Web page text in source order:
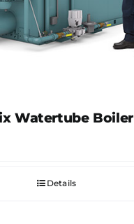
Watertube Boiler
Details